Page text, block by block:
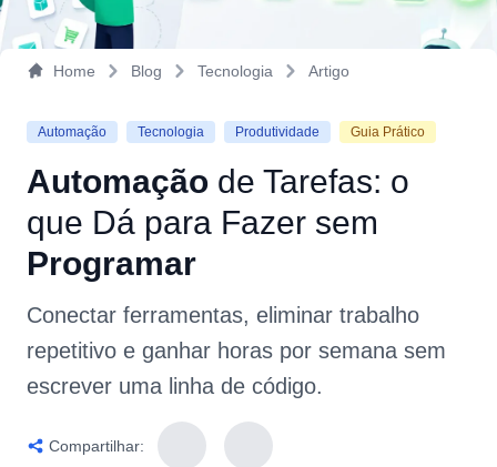
Home Blog Tecnologia Artigo
Automação Tecnologia Produtividade Guia Prático
Automação de Tarefas: o
que Dá para Fazer sem
Programar
Conectar ferramentas, eliminar trabalho
repetitivo e ganhar horas por semana sem
escrever uma linha de código.
Compartilhar: